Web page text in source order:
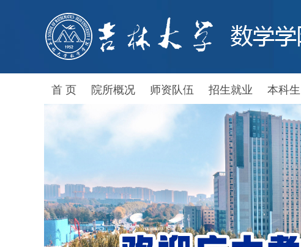
首 页 院所概况 师资队伍 招生就业 本科生